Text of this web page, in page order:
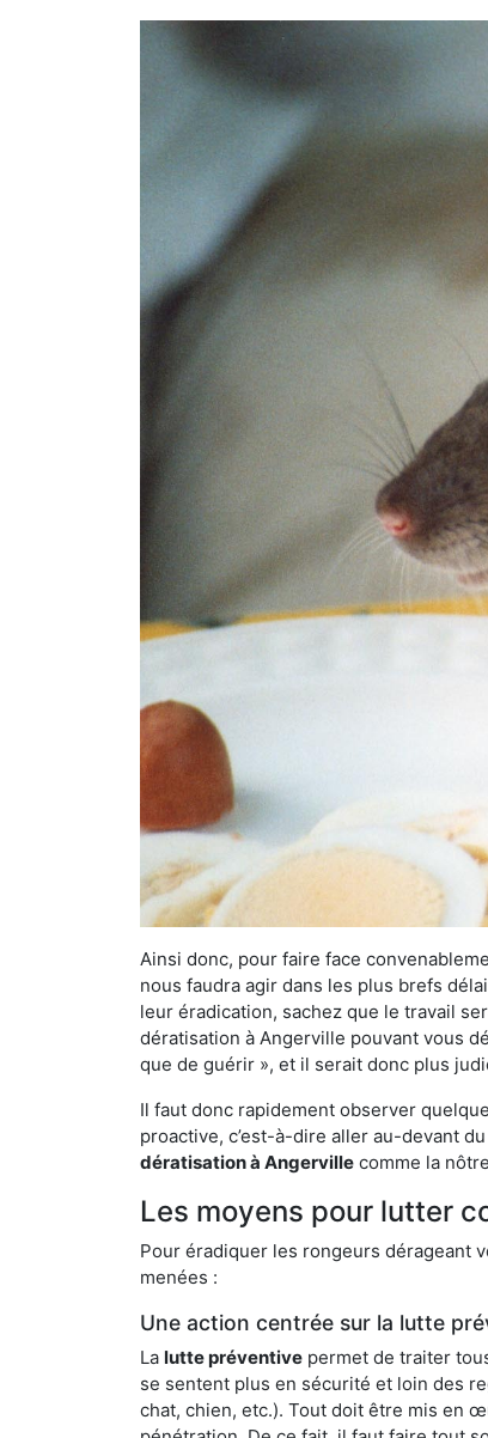
Ainsi donc, pour faire face
nous faudra agir dans les plus brefs
leur éradication, sachez que le travail
dératisation à Angerville pouvant vous
que de guérir », et il serait donc plus
Il faut donc rapidement observer
proactive, c’est-à-dire aller au-devant
dératisation à Angerville comme la
Les moyens pour lutter
Pour éradiquer les rongeurs dérageant
menées :
Une action centrée sur la lutte
La lutte préventive permet de traiter
se sentent plus en sécurité et loin des
chat, chien, etc.). Tout doit être mis en